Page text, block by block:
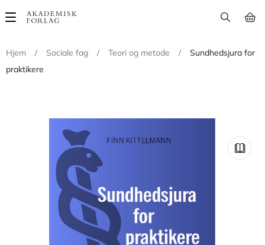
Main
Hjem
/ Sociale fag / Teori og metode /
Sundhedsjura for
praktikere